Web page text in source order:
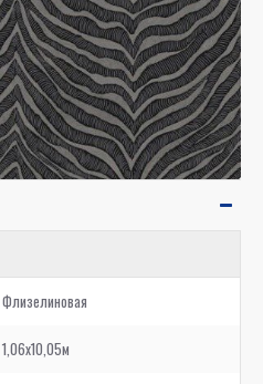
Флизелиновая
1,06x10,05м